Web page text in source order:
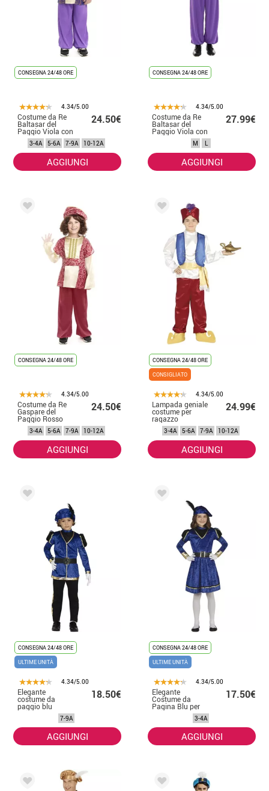
CONSEGNA 24/48 ORE
4.34/5.00
Costume da Re
Baltasar del
Paggio Viola con
cappello per
bambino
24.50€
3-4A 5-6A 7-9A 10-12A
AGGIUNGI
CONSEGNA 24/48 ORE
4.34/5.00
Costume da Re
Baltasar del
Paggio Viola con
cappello per
27.99€
M L
AGGIUNGI
CONSEGNA 24/48 ORE
4.34/5.00
Costume da Re
Gaspare del
Paggio Rosso
con cappello per
bambino
24.50€
3-4A 5-6A 7-9A 10-12A
AGGIUNGI
CONSEGNA 24/48 ORE
CONSIGLIATO
4.34/5.00
Lampada geniale
costume per
ragazzo
24.99€
3-4A 5-6A 7-9A 10-12A
AGGIUNGI
CONSEGNA 24/48 ORE
ULTIME UNITÀ
4.34/5.00
Elegante
costume da
paggio blu
18.50€
7-9A
AGGIUNGI
CONSEGNA 24/48 ORE
ULTIME UNITÀ
4.34/5.00
Elegante
Costume da
Pagina Blu per
bambina
17.50€
3-4A
AGGIUNGI